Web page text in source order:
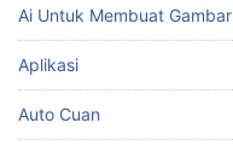
Ai Untuk Membuat Gambar
Aplikasi
Auto Cuan